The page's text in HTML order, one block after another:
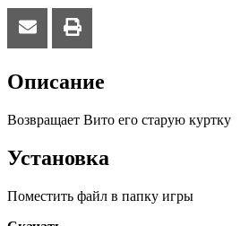
Описание
Возвращает Вито его старую куртку
Установка
Поместить файл в папку игры